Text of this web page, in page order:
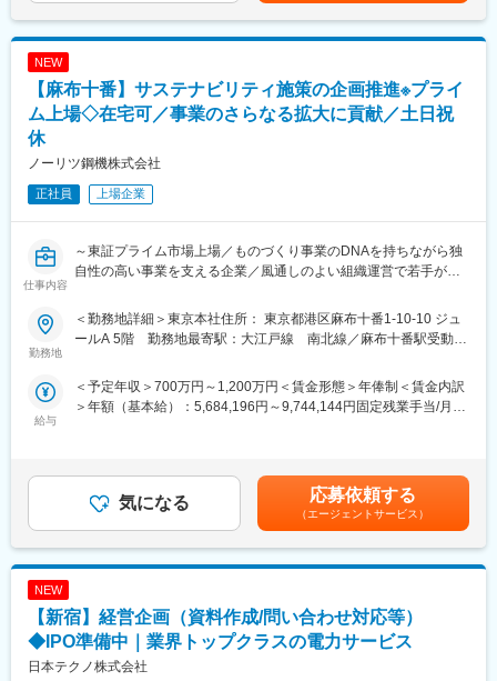
ントへのキャリアアップも可能です。
創業70年、東証プライム市場上場メーカーとして安定した経営基
盤を持ち、今後のIR業務拡大を見据えた成長環境があります。福
変更の範囲：会社の定める業務
■キッツグループについて：
発、素材・材料の研究～製品開発、製造～出荷まで全ての工程を
自社で行っていることの品質への拘りより、世界トップクラスの
■当社について
・品質へのこだわりから、自社内に鋳造設備を持ち、鋳造から加
製造において重要な工程である鋳造を自社で行うことで、高品質
のキッツブランドを確立してきました。重点エリアを日本・欧
州・米州・アセアン・中国・インドと定め、エリア毎に販売・マ
ービスなどの供給体制を整備・強化し、地域に密着した事業を展
開しています。
ていますが、海外市場や未参入分野などまだまだ成長の余地があ
ると考えており、新商品開発やM＆Aなどによる積極的な事業拡大
を目指しています。
変更の範囲：会社の定める業務
NEW
【麻布十番】サステナビリティ施策の企画推進※プライ
ム上場◇在宅可／事業のさらなる拡大に貢献／土日祝
休
ノーリツ鋼機株式会社
正社員 上場企業
仕事内容
～東証プライム市場上場／ものづくり事業のDNAを持ちながら独
自性の高い事業を支える企業／風通しのよい組織運営で若手がチ
【魅力・オススメポイント】
老舗ものづくり企業から、ものづくり企業を傘下におさめるホー
ルディング企業へと事業転換をおさめたユニークな企業です！
りがいのあるお仕事となります！
・グループ経営の根幹を支える部署での業務になります。ご自身
のご経験を活かして事業のさらなる拡大に貢献していただける方
を求めています。
業務内容
主に下記リンクの内容を主といたします。
４つのマテリアリティ、その対応計画を推し進めていただくこと
がミッションです。
1世の中に必要とされるものづくりを通じて未来を創造し、社会と
人々の豊かさへ貢献
勤務地
＜勤務地詳細＞東京本社住所： 東京都港区麻布十番1-10-10 ジュ
ールA 5階 勤務地最寄駅：大江戸線 南北線／麻布十番駅受動喫
トワーク含む）
給与
＜予定年収＞700万円～1,200万円＜賃金形態＞年俸制＜賃金内訳
＞年額（基本給）：5,684,196円～9,744,144円固定残業手当/月：
給与補足＞■年収には月30時間分の固定残業代手当を含みます。
賃金はあくまでも目安の金額であり、選考を通じて上下する可能
性があります。月給(月額)は固定手当を含めた表記です。
気になる 応募依頼する
（エージェントサービス）
NEW
【新宿】経営企画（資料作成/問い合わせ対応等）
◆IPO準備中｜業界トップクラスの電力サービス
日本テクノ株式会社